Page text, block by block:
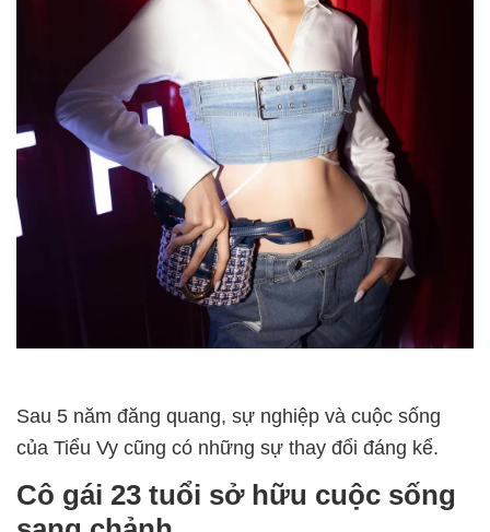
Sau 5 năm đăng quang, sự nghiệp và cuộc sống
của Tiểu Vy cũng có những sự thay đổi đáng kể.
Cô gái 23 tuổi sở hữu cuộc sống